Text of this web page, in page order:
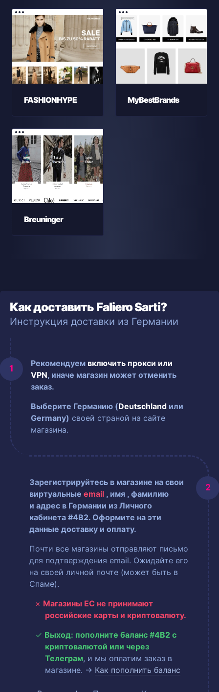
FASHIONHYPE MyBestBrands
Breuninger
Как доставить Faliero Sarti?
Инструкция доставки из Германии
Рекомендуем включить прокси или
VPN, иначе магазин может отменить
заказ.
Выберите Германию (Deutschland или
Germany) своей страной на сайте
магазина.
Зарегистрируйтесь в магазине на свои
виртуальные email , имя , фамилию
и адрес в Германии из Личного
кабинета #4B2. Оформите на эти
данные доставку и оплату.
Почти все магазины отправляют письмо
для подтверждения email. Ожидайте его
на своей личной почте (может быть в
Спаме).
Магазины ЕС не принимают
российские карты и криптовалюту.
Выход: пополните баланс #4B2 с
криптовалютой или через
Телеграм, и мы оплатим заказ в
магазине. → Как пополнить баланс